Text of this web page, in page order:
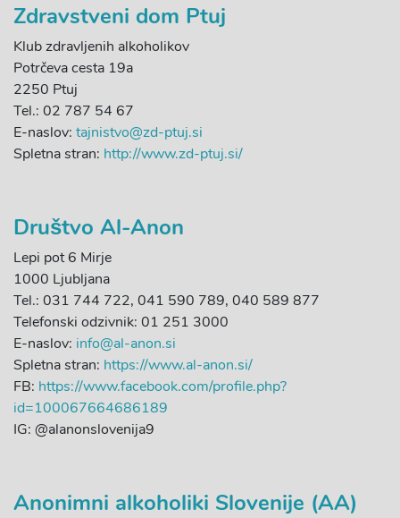
Zdravstveni dom Ptuj
Klub zdravljenih alkoholikov
Potrčeva cesta 19a
2250 Ptuj
Tel.: 02 787 54 67
E-naslov: tajnistvo@zd-ptuj.si
Spletna stran: http://www.zd-ptuj.si/
Društvo Al-Anon
Lepi pot 6 Mirje
1000 Ljubljana
Tel.: 031 744 722, 041 590 789, 040 589 877
Telefonski odzivnik: 01 251 3000
E-naslov: info@al-anon.si
Spletna stran: https://www.al-anon.si/
FB: https://www.facebook.com/profile.php?
id=100067664686189
IG: @alanonslovenija9
Anonimni alkoholiki Slovenije (AA)